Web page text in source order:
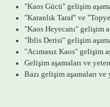
"Kaos Gücü" gelişim
"Karanlık Taraf" ve
"Kaos Heyecanı" gelişim
"İblis Derisi" gelişim
"Acımasız Kaos" gelişim
Gelişim aşamaları ve
Bazı gelişim aşamaları